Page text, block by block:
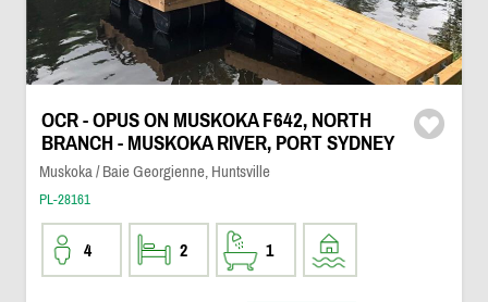
OCR - OPUS ON MUSKOKA F642, NORTH
BRANCH - MUSKOKA RIVER, PORT SYDNEY
Muskoka / Baie Georgienne, Huntsville
PL-28161
4 2 1